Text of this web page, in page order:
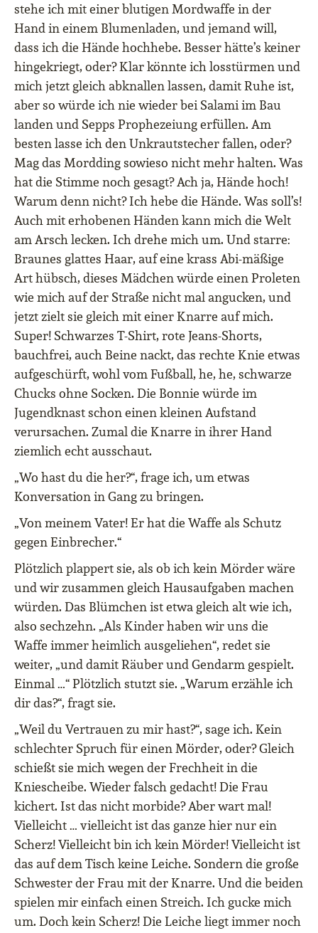
stehe ich mit einer blutigen Mordwaffe in der
Hand in einem Blumenladen, und jemand will,
dass ich die Hände hochhebe. Besser hätte’s keiner
hingekriegt, oder? Klar könnte ich losstürmen und
mich jetzt gleich abknallen lassen, damit Ruhe ist,
aber so würde ich nie wieder bei Salami im Bau
landen und Sepps Prophezeiung erfüllen. Am
besten lasse ich den Unkrautstecher fallen, oder?
Mag das Mordding sowieso nicht mehr halten. Was
hat die Stimme noch gesagt? Ach ja, Hände hoch!
Warum denn nicht? Ich hebe die Hände. Was soll’s!
Auch mit erhobenen Händen kann mich die Welt
am Arsch lecken. Ich drehe mich um. Und starre:
Braunes glattes Haar, auf eine krass Abi-mäßige
Art hübsch, dieses Mädchen würde einen Proleten
wie mich auf der Straße nicht mal angucken, und
jetzt zielt sie gleich mit einer Knarre auf mich.
Super! Schwarzes T-Shirt, rote Jeans-Shorts,
bauchfrei, auch Beine nackt, das rechte Knie etwas
aufgeschürft, wohl vom Fußball, he, he, schwarze
Chucks ohne Socken. Die Bonnie würde im
Jugendknast schon einen kleinen Aufstand
verursachen. Zumal die Knarre in ihrer Hand
ziemlich echt ausschaut.
„Wo hast du die her?“, frage ich, um etwas
Konversation in Gang zu bringen.
„Von meinem Vater! Er hat die Waffe als Schutz
gegen Einbrecher.“
Plötzlich plappert sie, als ob ich kein Mörder wäre
und wir zusammen gleich Hausaufgaben machen
würden. Das Blümchen ist etwa gleich alt wie ich,
also sechzehn. „Als Kinder haben wir uns die
Waffe immer heimlich ausgeliehen“, redet sie
weiter, „und damit Räuber und Gendarm gespielt.
Einmal …“ Plötzlich stutzt sie. „Warum erzähle ich
dir das?“, fragt sie.
„Weil du Vertrauen zu mir hast?“, sage ich. Kein
schlechter Spruch für einen Mörder, oder? Gleich
schießt sie mich wegen der Frechheit in die
Kniescheibe. Wieder falsch gedacht! Die Frau
kichert. Ist das nicht morbide? Aber wart mal!
Vielleicht … vielleicht ist das ganze hier nur ein
Scherz! Vielleicht bin ich kein Mörder! Vielleicht ist
das auf dem Tisch keine Leiche. Sondern die große
Schwester der Frau mit der Knarre. Und die beiden
spielen mir einfach einen Streich. Ich gucke mich
um. Doch kein Scherz! Die Leiche liegt immer noch